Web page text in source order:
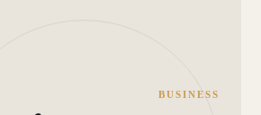
BUSINESS